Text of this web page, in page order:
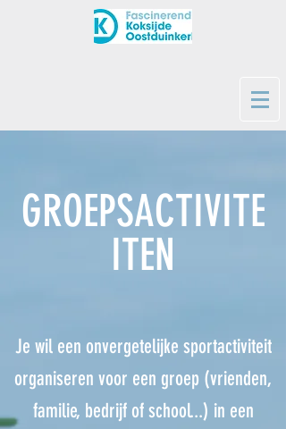
GROEPSACTIVITE
ITEN
Je wil een onvergetelijke sportactiviteit
organiseren voor een groep (vrienden,
familie, bedrijf of school...) in een